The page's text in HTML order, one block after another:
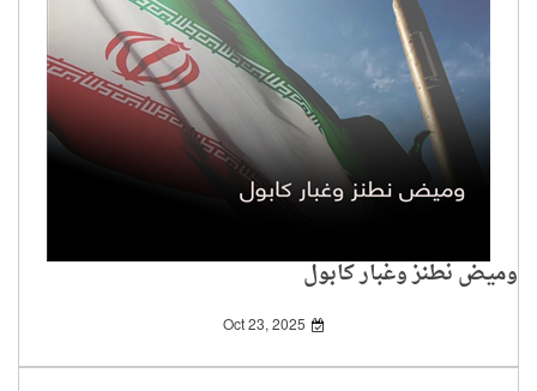
وميض نطنز وغبار كابول
Oct 23, 2025